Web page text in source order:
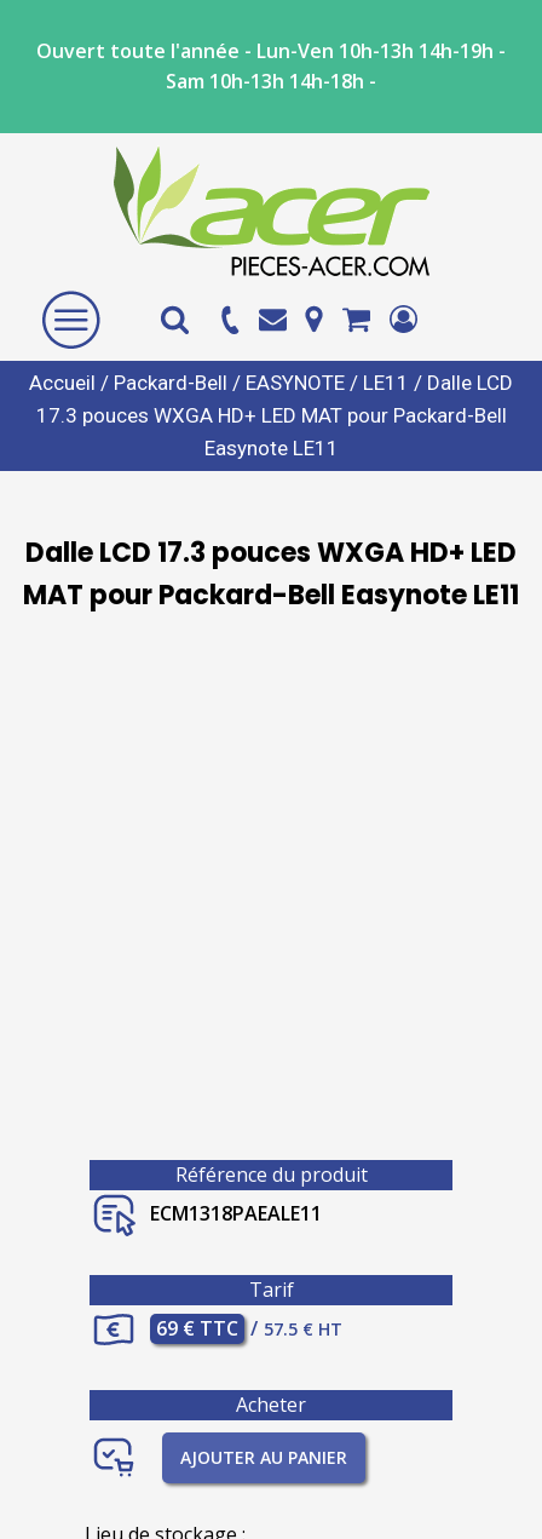
Ouvert toute l'année - Lun-Ven 10h-13h 14h-19h -
Sam 10h-13h 14h-18h -
Accueil / Packard-Bell / EASYNOTE / LE11 / Dalle LCD
17.3 pouces WXGA HD+ LED MAT pour Packard-Bell
Easynote LE11
Dalle LCD 17.3 pouces WXGA HD+ LED
MAT pour Packard-Bell Easynote LE11
Référence du produit
ECM1318PAEALE11
Tarif
69 € TTC / 57.5 € HT
Acheter
AJOUTER AU PANIER